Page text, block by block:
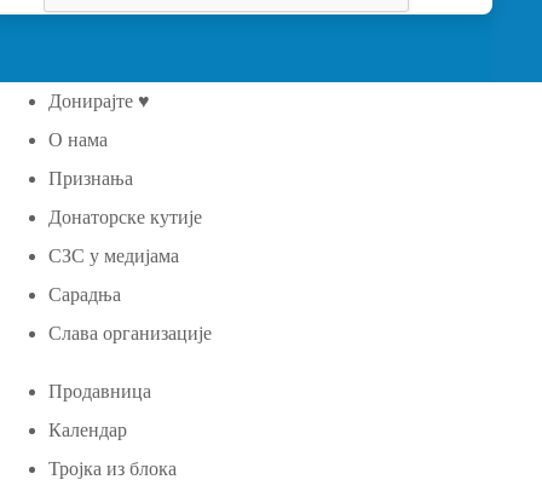
Донирајте ♥
О нама
Признања
Донаторске кутије
СЗС у медијама
Сарадња
Слава организације
Продавница
Календар
Тројка из блока